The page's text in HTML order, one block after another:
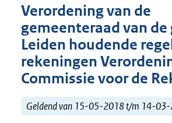
Verordening van de
gemeenteraad van
Leiden houdende
rekeningen
Commissie voor de
Geldend van 15-05-2018 t/m 14-